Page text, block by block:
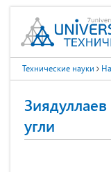
Технические науки
угли